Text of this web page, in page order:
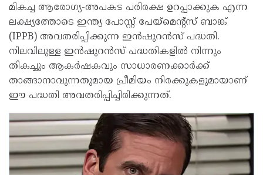
മികച്ച ആരോഗ്യ-അപകട പരിരക്ഷ ഉറപ്പാക്കുക എന്ന
ലക്ഷ്യത്തോടെ ഇന്ത്യ പോസ്റ്റ് പേയ്‌മെന്റ്സ് ബാങ്ക്
(IPPB) അവതരിപ്പിക്കുന്ന ഇൻഷുറൻസ് പദ്ധതി.
നിലവിലുള്ള ഇൻഷുറൻസ് പദ്ധതികളിൽ നിന്നും
തികച്ചും ആകർഷകവും സാധാരണക്കാർക്ക്
താങ്ങാനാവുന്നതുമായ പ്രീമിയം നിരക്കുകളുമായാണ്
ഈ പദ്ധതി അവതരിപ്പിച്ചിരിക്കുന്നത്.